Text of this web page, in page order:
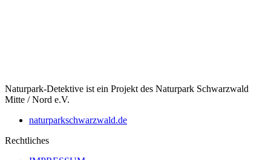
Naturpark-Detektive ist ein Projekt des Naturpark Schwarzwald
Mitte / Nord e.V.
naturparkschwarzwald.de
Rechtliches